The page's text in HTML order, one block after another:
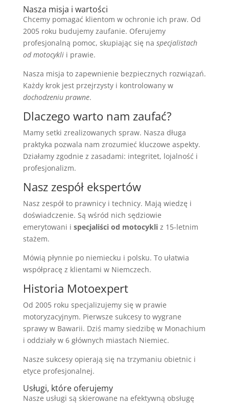
Nasza misja i wartości
Chcemy pomagać klientom w ochronie ich praw. Od
2005 roku budujemy zaufanie. Oferujemy
profesjonalną pomoc, skupiając się na specjalistach
od motocyklii prawie.
Nasza misja to zapewnienie bezpiecznych rozwiązań.
Każdy krok jest przejrzysty i kontrolowany w
dochodzeniu prawne.
Dlaczego warto nam zaufać?
Mamy setki zrealizowanych spraw. Nasza długa
praktyka pozwala nam zrozumieć kluczowe aspekty.
Działamy zgodnie z zasadami: integritet, lojalność i
profesjonalizm.
Nasz zespół ekspertów
Nasz zespół to prawnicy i technicy. Mają wiedzę i
doświadczenie. Są wśród nich sędziowie
emerytowani i specjaliści od motocykliz 15-letnim
stażem.
Mówią płynnie po niemiecku i polsku. To ułatwia
współpracę z klientami w Niemczech.
Historia Motoexpert
Od 2005 roku specjalizujemy się w prawie
motoryzacyjnym. Pierwsze sukcesy to wygrane
sprawy w Bawarii. Dziś mamy siedzibę w Monachium
i oddziały w 6 głównych miastach Niemiec.
Nasze sukcesy opierają się na trzymaniu obietnic i
etyce profesjonalnej.
Usługi, które oferujemy
Nasze usługi są skierowane na efektywną obsługę